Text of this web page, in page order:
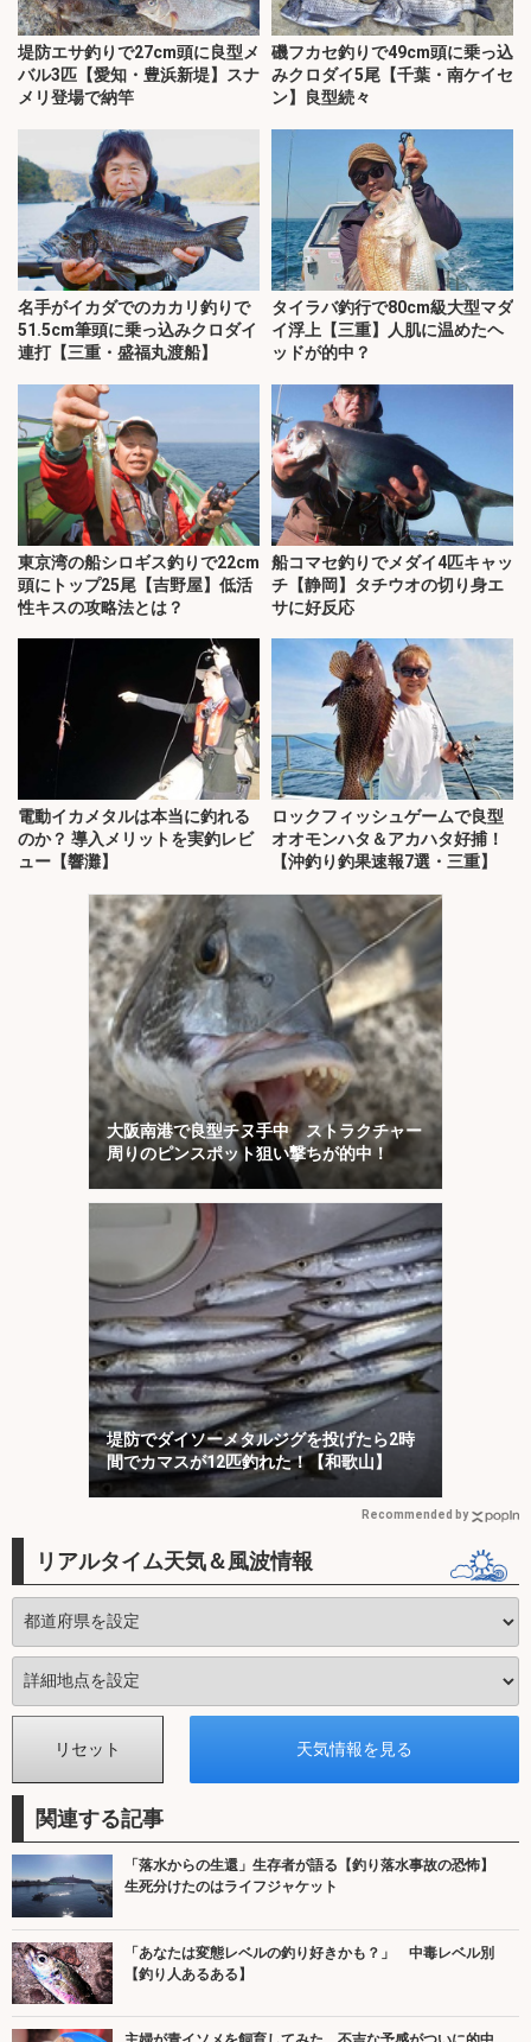
堤防エサ釣りで27cm頭に良型メ
バル3匹【愛知・豊浜新堤】スナ
メリ登場で納竿
磯フカセ釣りで49cm頭に乗っ込
みクロダイ5尾【千葉・南ケイセ
ン】良型続々
名手がイカダでのカカリ釣りで
51.5cm筆頭に乗っ込みクロダイ
連打【三重・盛福丸渡船】
タイラバ釣行で80cm級大型マダ
イ浮上【三重】人肌に温めたヘ
ッドが的中？
東京湾の船シロギス釣りで22cm
頭にトップ25尾【吉野屋】低活
性キスの攻略法とは？
船コマセ釣りでメダイ4匹キャッ
チ【静岡】タチウオの切り身エ
サに好反応
電動イカメタルは本当に釣れる
のか？ 導入メリットを実釣レビ
ュー【響灘】
ロックフィッシュゲームで良型
オオモンハタ＆アカハタ好捕！
【沖釣り釣果速報7選・三重】
大阪南港で良型チヌ手中 ストラクチャー
周りのピンスポット狙い撃ちが的中！
堤防でダイソーメタルジグを投げたら2時
間でカマスが12匹釣れた！【和歌山】
Recommended by
リアルタイム天気＆風波情報
関連する記事
「落水からの生還」生存者が語る【釣り落水事故の恐怖】
生死分けたのはライフジャケット
「あなたは変態レベルの釣り好きかも？」 中毒レベル別
【釣り人あるある】